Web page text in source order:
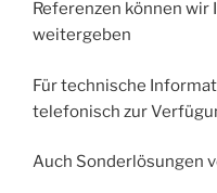
Referenzen können wir
weitergeben
Für technische
telefonisch zur
Auch Sonderlösungen